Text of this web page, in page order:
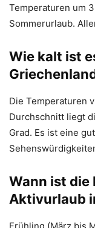
Temperaturen um
Sommerurlaub.
Wie kalt ist
Die Temperaturen
Durchschnitt liegt
Grad. Es ist eine
Wann ist die
Aktivurlaub